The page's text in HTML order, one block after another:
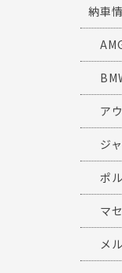
納車
ア
ジ
ポ
マ
メ